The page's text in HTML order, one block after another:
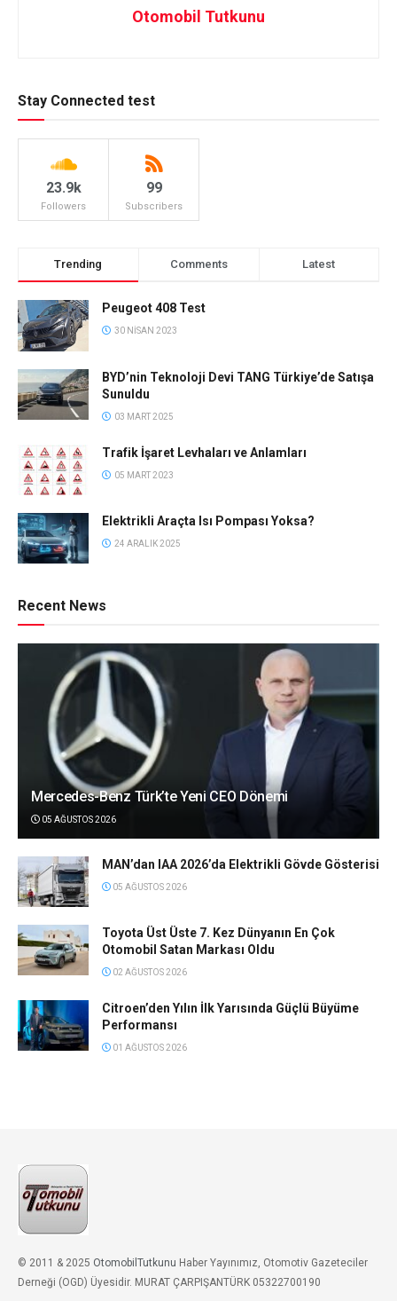
Otomobil Tutkunu
Stay Connected test
23.9k
Followers
99
Subscribers
Trending Comments Latest
Peugeot 408 Test
30 NISAN 2023
BYD’nin Teknoloji Devi TANG Türkiye’de Satışa
Sunuldu
03 MART 2025
Trafik İşaret Levhaları ve Anlamları
05 MART 2023
Elektrikli Araçta Isı Pompası Yoksa?
24 ARALIK 2025
Recent News
Mercedes-Benz Türk’te Yeni CEO Dönemi
05 AĞUSTOS 2026
MAN’dan IAA 2026’da Elektrikli Gövde Gösterisi
05 AĞUSTOS 2026
Toyota Üst Üste 7. Kez Dünyanın En Çok
Otomobil Satan Markası Oldu
02 AĞUSTOS 2026
Citroen’den Yılın İlk Yarısında Güçlü Büyüme
Performansı
01 AĞUSTOS 2026
© 2011 & 2025 OtomobilTutkunu Haber Yayınımız, Otomotiv Gazeteciler
Derneği (OGD) Üyesidir. MURAT ÇARPIŞANTÜRK 05322700190